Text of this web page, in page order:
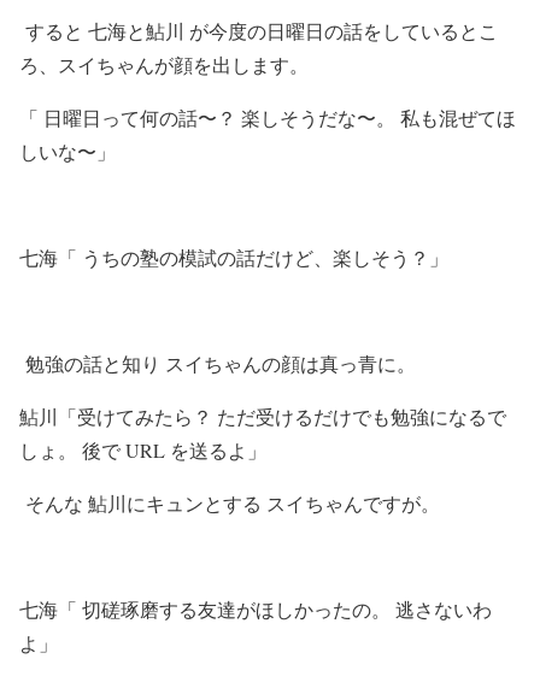
すると 七海と鮎川 が今度の日曜日の話をしているとこ
ろ、スイちゃんが顔を出します。
「 日曜日って何の話〜？ 楽しそうだな〜。 私も混ぜてほ
しいな〜」
七海「 うちの塾の模試の話だけど、楽しそう？」
勉強の話と知り スイちゃんの顔は真っ青に。
鮎川「受けてみたら？ ただ受けるだけでも勉強になるで
しょ。 後で URL を送るよ」
そんな 鮎川にキュンとする スイちゃんですが。
七海「 切磋琢磨する友達がほしかったの。 逃さないわ
よ」